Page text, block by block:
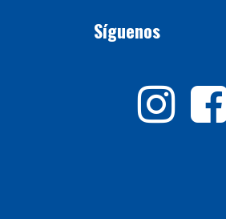
Síguenos